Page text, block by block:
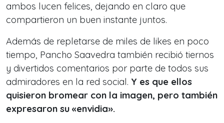
ambos lucen felices, dejando en claro que
compartieron un buen instante juntos.
Además de repletarse de miles de likes en poco
tiempo, Pancho Saavedra también recibió tiernos
y divertidos comentarios por parte de todos sus
admiradores en la red social. Y es que ellos
quisieron bromear con la imagen, pero también
expresaron su «envidia».